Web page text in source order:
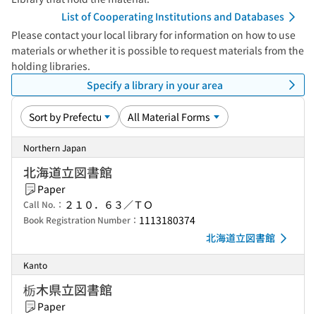
List of Cooperating Institutions and Databases
Please contact your local library for information on how to use
materials or whether it is possible to request materials from the
holding libraries.
Specify a library in your area
Northern Japan
北海道立図書館
Paper
Call No.： ２１０．６３／ＴＯ
Book Registration Number： 1113180374
北海道立図書館
Kanto
栃木県立図書館
Paper